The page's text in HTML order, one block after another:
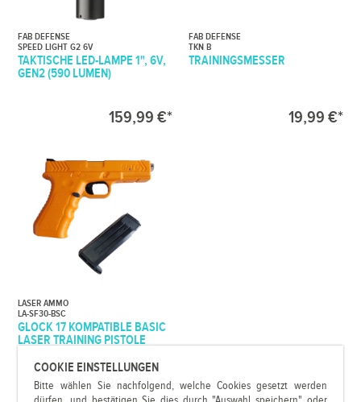
COOKIE EINSTELLUNGEN
Bitte wählen Sie nachfolgend, welche Cookies gesetzt werden
FAB DEFENSE
SPEED LIGHT G2 6V
TAKTISCHE LED-LAMPE 1", 6V,
GEN2 (590 LUMEN)
159,99 €*
FAB DEFENSE
TKN B
TRAININGSMESSER
19,99 €*
LASER AMMO
LA-SF30-BSC
GLOCK 17 KOMPATIBLE BASIC
LASER TRAINING PISTOLE
369,00 €*